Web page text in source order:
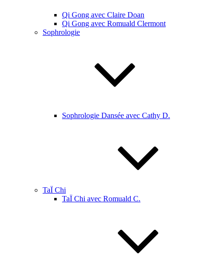
Qi Gong avec Claire Doan
Qi Gong avec Romuald Clermont
Sophrologie
Sophrologie Dansée avec Cathy D.
TaÏ Chi
TaÏ Chi avec Romuald C.